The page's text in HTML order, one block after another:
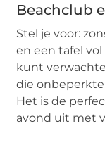
Beachclub
Stel je voor:
en een tafel
kunt
die
Het is de
avond uit met